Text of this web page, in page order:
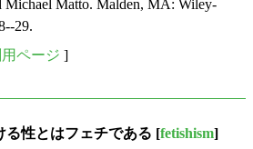
Michael Matto. Malden, MA: Wiley-
29.
ページ ]
る性とはフェチである [fetishism]